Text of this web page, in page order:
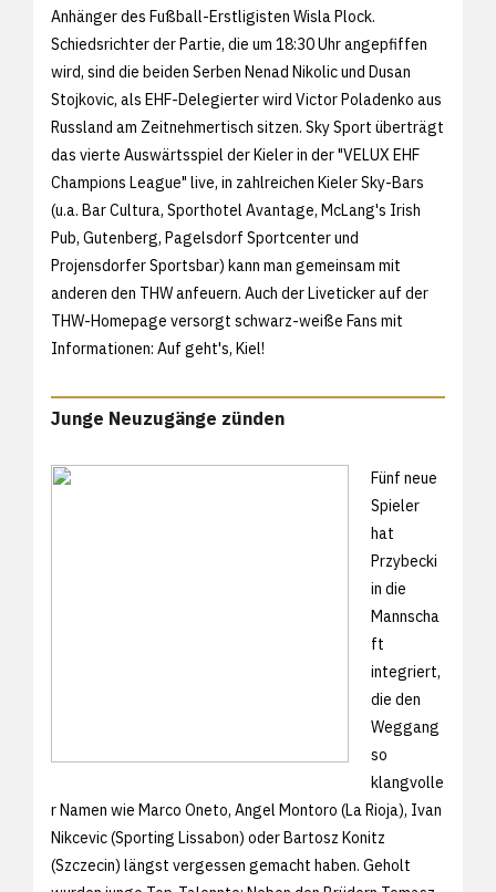
Anhänger des Fußball-Erstligisten Wisla Plock.
Schiedsrichter der Partie, die um 18:30 Uhr angepfiffen
wird, sind die beiden Serben Nenad Nikolic und Dusan
Stojkovic, als EHF-Delegierter wird Victor Poladenko aus
Russland am Zeitnehmertisch sitzen. Sky Sport überträgt
das vierte Auswärtsspiel der Kieler in der "VELUX EHF
Champions League" live, in zahlreichen Kieler Sky-Bars
(u.a. Bar Cultura, Sporthotel Avantage, McLang's Irish
Pub, Gutenberg, Pagelsdorf Sportcenter und
Projensdorfer Sportsbar) kann man gemeinsam mit
anderen den THW anfeuern. Auch der Liveticker auf der
THW-Homepage versorgt schwarz-weiße Fans mit
Informationen: Auf geht's, Kiel!
Junge Neuzugänge zünden
Fünf neue
Spieler
hat
Przybecki
in die
Mannscha
ft
integriert,
die den
Weggang
so
klangvolle
r Namen wie Marco Oneto, Angel Montoro (La Rioja), Ivan
Nikcevic (Sporting Lissabon) oder Bartosz Konitz
(Szczecin) längst vergessen gemacht haben. Geholt